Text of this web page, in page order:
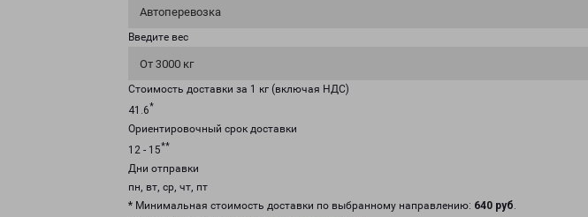
Автоперевозка
Введите вес
От 3000 кг
Стоимость доставки за 1 кг (включая НДС)
41.6*
Ориентировочный срок доставки
12 - 15**
Дни отправки
пн, вт, ср, чт, пт
* Минимальная стоимость доставки по выбранному направлению: 640 руб.